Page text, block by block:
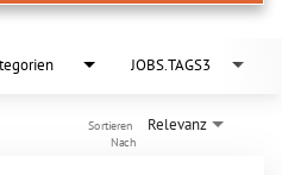
JOBS.TAGS3
Relevanz
Sortieren
Nach